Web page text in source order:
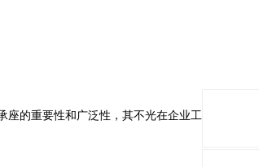
的重要性和广泛性，其不光在企业工厂的作业中